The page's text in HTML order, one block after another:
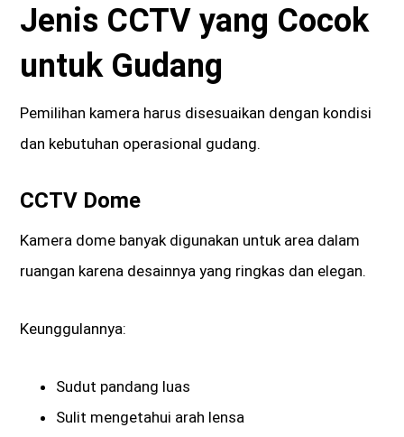
Jenis CCTV yang Cocok
untuk Gudang
Pemilihan kamera harus disesuaikan dengan kondisi
dan kebutuhan operasional gudang.
CCTV Dome
Kamera dome banyak digunakan untuk area dalam
ruangan karena desainnya yang ringkas dan elegan.
Keunggulannya:
Sudut pandang luas
Sulit mengetahui arah lensa